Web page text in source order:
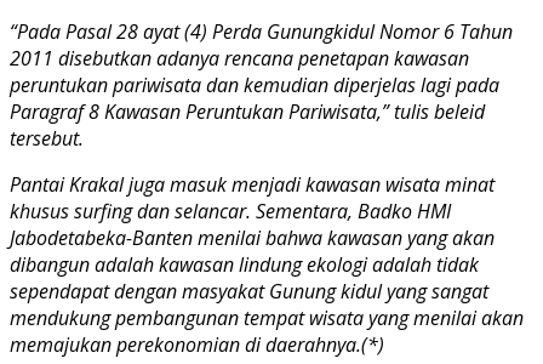
“Pada Pasal 28 ayat (4) Perda Gunungkidul Nomor 6 Tahun
2011 disebutkan adanya rencana penetapan kawasan
peruntukan pariwisata dankemudian diperjelas lagi pada
Paragraf 8 Kawasan Peruntukan Pariwisata,” tulis beleid
tersebut.
Pantai Krakal juga masuk menjadi kawasan wisata minat
khusus surfing dan selancar. Sementara, Badko HMI
Jabodetabeka-Banten menilai bahwa kawasan yang akan
dibangun adalah kawasan lindung ekologi adalah tidak
sependapat dengan masyakat Gunung kidul yang sangat
mendukung pembangunan tempat wisata yang menilai akan
memajukan perekonomian di daerahnya.(*)